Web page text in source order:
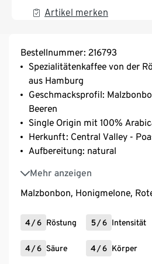
Artikel merken
Bestellnummer: 216793
Spezialitätenkaffee von der
aus Hamburg
Geschmacksprofil:
Beeren
Single Origin mit 100%
Herkunft: Central Valley -
Aufbereitung: natural
Mehr anzeigen
Varietät: Red Catuai
Malzbonbon, Honigmelone,
4/6 Röstung 5 /6 Intensität
4/6 Säure 4/6 Körper